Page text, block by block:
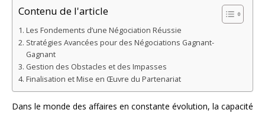
Contenu de l'article
Les Fondements d’une Négociation Réussie
Stratégies Avancées pour des Négociations Gagnant-
Gagnant
Gestion des Obstacles et des Impasses
Finalisation et Mise en Œuvre du Partenariat
Dans le monde des affaires en constante évolution, la capacité